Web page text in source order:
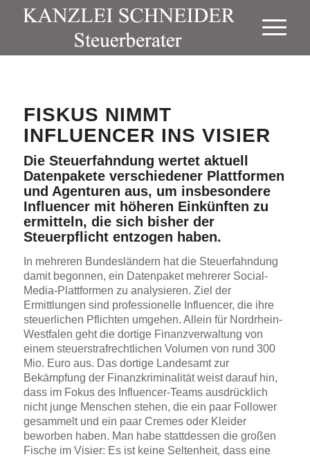
FISKUS NIMMT
INFLUENCER INS VISIER
Die Steuerfahndung wertet aktuell
Datenpakete verschiedener Plattformen
und Agenturen aus, um insbesondere
Influencer mit höheren Einkünften zu
ermitteln, die sich bisher der
Steuerpflicht entzogen haben.
In mehreren Bundesländern hat die Steuerfahndung
damit begonnen, ein Datenpaket mehrerer Social-
Media-Plattformen zu analysieren. Ziel der
Ermittlungen sind professionelle Influencer, die ihre
steuerlichen Pflichten umgehen. Allein für Nordrhein-
Westfalen geht die dortige Finanzverwaltung von
einem steuerstrafrechtlichen Volumen von rund 300
Mio. Euro aus. Das dortige Landesamt zur
Bekämpfung der Finanzkriminalität weist darauf hin,
dass im Fokus des Influencer-Teams ausdrücklich
nicht junge Menschen stehen, die ein paar Follower
gesammelt und ein paar Cremes oder Kleider
beworben haben. Man habe stattdessen die großen
Fische im Visier: Es ist keine Seltenheit, dass eine